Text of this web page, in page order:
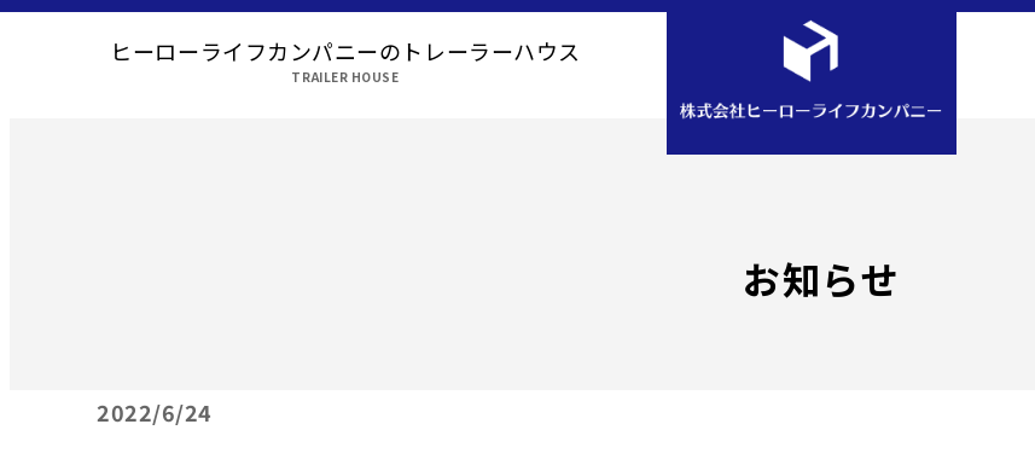
ヒーローライフカンパニーのトレーラーハウス
TRAILER HOUSE
お知らせ
2022 6/24